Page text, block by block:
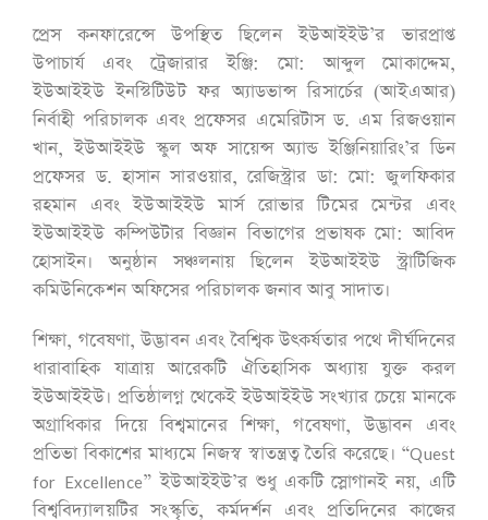
প্রেস কনফারেন্সে উপস্থিত ছিলেন ইউআইইউ’র ভারপ্রাপ্ত
উপাচার্য এবং ট্রেজারার ইঞ্জি: মো: আব্দুল মোকাদ্দেম,
ইউআইইউ ইনস্টিটিউট ফর অ্যাডভান্স রিসার্চের (আইএআর)
নির্বাহী পরিচালক এবং প্রফেসর এমেরিটাস ড. এম রিজওয়ান
খান, ইউআইইউ স্কুল অফ সায়েন্স অ্যান্ড ইঞ্জিনিয়ারিং’র ডিন
প্রফেসর ড. হাসান সারওয়ার, রেজিস্ট্রার ডা: মো: জুলফিকার
রহমান এবং ইউআইইউ মার্স রোভার টিমের মেন্টর এবং
ইউআইইউ কম্পিউটার বিজ্ঞান বিভাগের প্রভাষক মো: আবিদ
হোসাইন। অনুষ্ঠান সঞ্চলনায় ছিলেন ইউআইইউ স্ট্রাটিজিক
কমিউনিকেশন অফিসের পরিচালক জনাব আবু সাদাত।
শিক্ষা, গবেষণা, উদ্ভাবন এবং বৈশ্বিক উৎকর্ষতার পথে দীর্ঘদিনের
ধারাবাহিক যাত্রায় আরেকটি ঐতিহাসিক অধ্যায় যুক্ত করল
ইউআইইউ। প্রতিষ্ঠালগ্ন থেকেই ইউআইইউ সংখ্যার চেয়ে মানকে
অগ্রাধিকার দিয়ে বিশ্বমানের শিক্ষা, গবেষণা, উদ্ভাবন এবং
প্রতিভা বিকাশের মাধ্যমে নিজস্ব স্বাতন্ত্রত্ব তৈরি করেছে। “Quest
for Excellence” ইউআইইউ’র শুধু একটি স্লোগানই নয়, এটি
বিশ্ববিদ্যালয়টির সংস্কৃতি, কর্মদর্শন এবং প্রতিদিনের কাজের